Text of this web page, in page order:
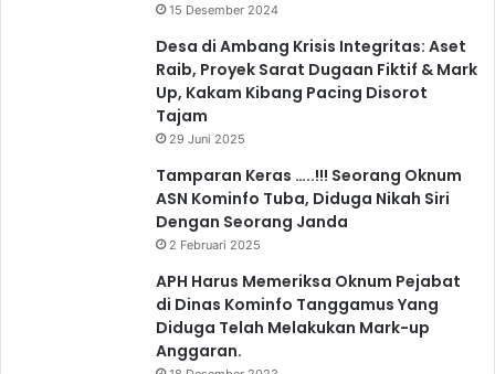
15 Desember 2024
Desa di Ambang Krisis Integritas: Aset
Raib, Proyek Sarat Dugaan Fiktif & Mark
Up, Kakam Kibang Pacing Disorot
Tajam
29 Juni 2025
Tamparan Keras …..!!! Seorang Oknum
ASN Kominfo Tuba, Diduga Nikah Siri
Dengan Seorang Janda
2 Februari 2025
APH Harus Memeriksa Oknum Pejabat
di Dinas Kominfo Tanggamus Yang
Diduga Telah Melakukan Mark-up
Anggaran.